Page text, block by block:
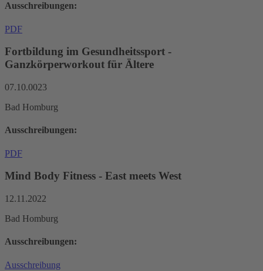
Ausschreibungen:
PDF
Fortbildung im Gesundheitssport -
Ganzkörperworkout für Ältere
07.10.0023
Bad Homburg
Ausschreibungen:
PDF
Mind Body Fitness - East meets West
12.11.2022
Bad Homburg
Ausschreibungen:
Ausschreibung